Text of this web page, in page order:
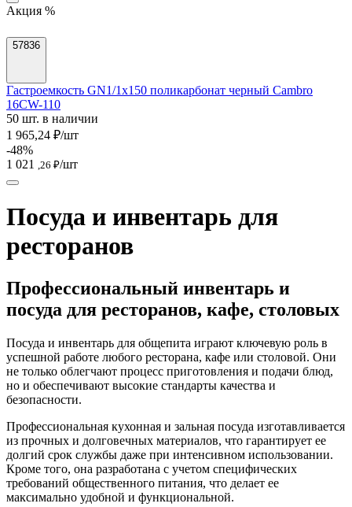
Акция %
57836
Гастроемкость GN1/1х150 поликарбонат черный Cambro
16CW-110
50 шт. в наличии
1 965,24 ₽/шт
-48%
1 021 ,26 ₽/шт
Посуда и инвентарь для
ресторанов
Профессиональный инвентарь и
посуда для ресторанов, кафе, столовых
Посуда и инвентарь для общепита играют ключевую роль в
успешной работе любого ресторана, кафе или столовой. Они
не только облегчают процесс приготовления и подачи блюд,
но и обеспечивают высокие стандарты качества и
безопасности.
Профессиональная кухонная и зальная посуда изготавливается
из прочных и долговечных материалов, что гарантирует ее
долгий срок службы даже при интенсивном использовании.
Кроме того, она разработана с учетом специфических
требований общественного питания, что делает ее
максимально удобной и функциональной.